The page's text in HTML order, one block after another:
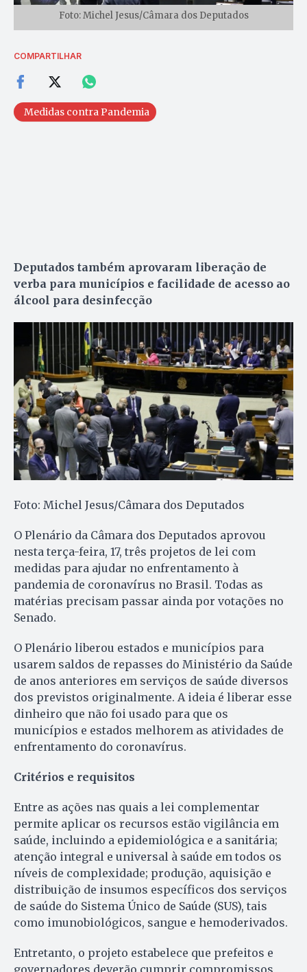
Foto: Michel Jesus/Câmara dos Deputados
COMPARTILHAR
Medidas contra Pandemia
Deputados também aprovaram liberação de
verba para municípios e facilidade de acesso ao
álcool para desinfecção
Foto: Michel Jesus/Câmara dos Deputados
O Plenário da Câmara dos Deputados aprovou
nesta terça-feira, 17, três projetos de lei com
medidas para ajudar no enfrentamento à
pandemia de coronavírus no Brasil. Todas as
matérias precisam passar ainda por votações no
Senado.
O Plenário liberou estados e municípios para
usarem saldos de repasses do Ministério da Saúde
de anos anteriores em serviços de saúde diversos
dos previstos originalmente. A ideia é liberar esse
dinheiro que não foi usado para que os
municípios e estados melhorem as atividades de
enfrentamento do coronavírus.
Critérios e requisitos
Entre as ações nas quais a lei complementar
permite aplicar os recursos estão vigilância em
saúde, incluindo a epidemiológica e a sanitária;
atenção integral e universal à saúde em todos os
níveis de complexidade; produção, aquisição e
distribuição de insumos específicos dos serviços
de saúde do Sistema Único de Saúde (SUS), tais
como imunobiológicos, sangue e hemoderivados.
Entretanto, o projeto estabelece que prefeitos e